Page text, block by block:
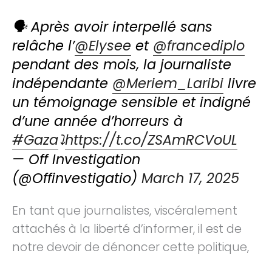
🗣️ Après avoir interpellé sans
relâche l’@Elysee et @francediplo
pendant des mois, la journaliste
indépendante @Meriem_Laribi livre
un témoignage sensible et indigné
d’une année d’horreurs à
#Gaza⤵️https://t.co/ZSAmRCVoUL
— Off Investigation
(@Offinvestigatio) March 17, 2025
En tant que journalistes, viscéralement
attachés à la liberté d’informer, il est de
notre devoir de dénoncer cette politique,